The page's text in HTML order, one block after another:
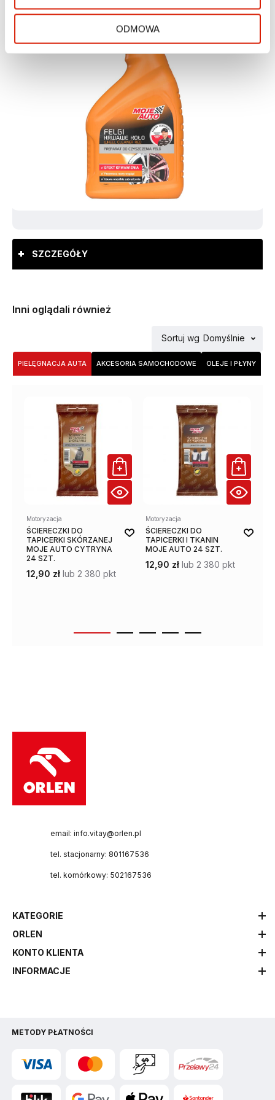
ODMOWA
SZCZEGÓŁY
Inni oglądali również
PIELĘGNACJA AUTA AKCESORIA SAMOCHODOWE OLEJE I PŁYNY
Sortuj wg Domyślnie
Motoryzacja
ŚCIERECZKI DO
TAPICERKI SKÓRZANEJ
MOJE AUTO CYTRYNA
24 SZT.
12,90 zł lub 2 380 pkt
Motoryzacja
ŚCIERECZKI DO
TAPICERKI I TKANIN
MOJE AUTO 24 SZT.
12,90 zł lub 2 380 pkt
email: info.vitay@orlen.pl
tel. stacjonarny: 801167536
tel. komórkowy: 502167536
KATEGORIE
ORLEN
KONTO KLIENTA
INFORMACJE
METODY PŁATNOŚCI